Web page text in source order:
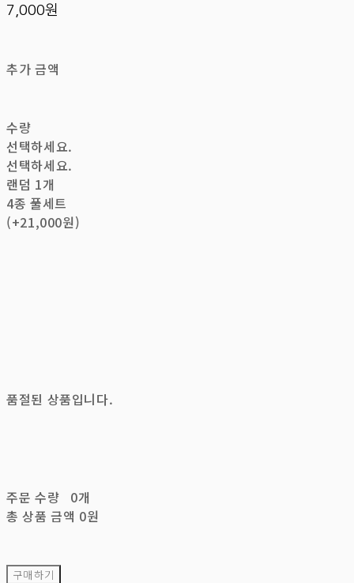
7,000원
추가 금액
수량
선택하세요.
선택하세요.
랜덤 1개
4종 풀세트
(+21,000원)
품절된 상품입니다.
주문 수량
0개
총 상품 금액 0원
구매하기